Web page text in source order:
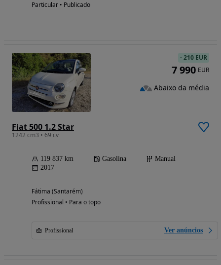
Particular • Publicado
Fiat 500 1.2 Star
1242 cm3 • 69 cv
119 837 km Gasolina
Manual
2017
Fátima (Santarém)
Profissional • Para o topo
Profissional Ver anúncios
-210 EUR
7 990 EUR
Abaixo da média